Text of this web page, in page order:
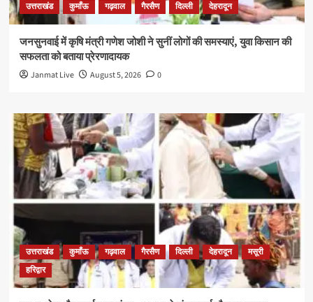
उत्तराखंड कुमाँऊ गढ़वाल गैरसैण दिल्ली देहरादून
जनसुनवाई में कृषि मंत्री गणेश जोशी ने सुनीं लोगों की समस्याएं, युवा किसान की
सफलता को बताया प्रेरणादायक
Janmat Live August 5, 2026 0
उत्तराखंड कुमाँऊ गढ़वाल गैरसैण दिल्ली देहरादून
मसूरी
हरिद्वार